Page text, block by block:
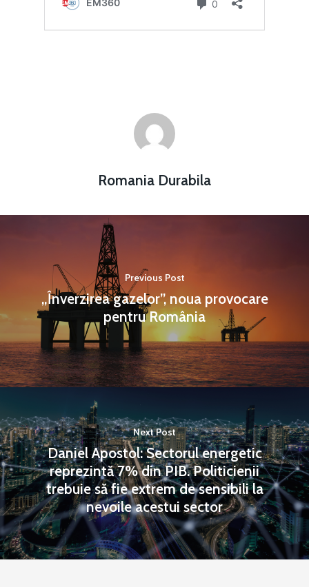
Romania Durabila
Previous Post
„Înverzirea gazelor”, noua provocare
pentru România
Next Post
Daniel Apostol: Sectorul energetic
reprezintă 7% din PIB. Politicienii
trebuie să fie extrem de sensibili la
nevoile acestui sector